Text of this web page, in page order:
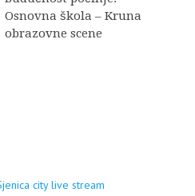
Osnovna škola – Kruna
obrazovne scene
city live stream